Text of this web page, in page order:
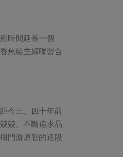
時間延長一個
魚給主婦聯盟合
今三、四十年前
兢、不斷追求品
門游原智的這段